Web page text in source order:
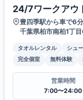
24/7ワークアウ
豊四季駅から車で6分
千葉県柏市南柏1丁
タオルレンタル シュ
完全個室
無料体験
営業時間
7:00〜24:00